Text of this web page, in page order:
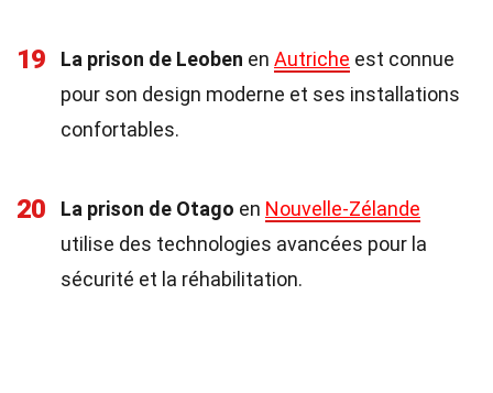
19 La prison de Leoben en Autriche est connue
pour son design moderne et ses installations
confortables.
20 La prison de Otago en Nouvelle-Zélande
utilise des technologies avancées pour la
sécurité et la réhabilitation.